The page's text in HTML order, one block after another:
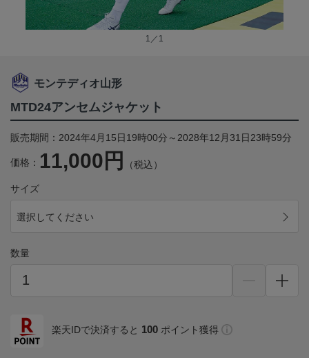
1／1
モンテディオ山形
MTD24アンセムジャケット
販売期間：2024年4月15日19時00分～2028年12月31日23時59分
価格： 11,000円 （税込）
サイズ
選択してください
数量
楽天IDで決済すると 100 ポイント獲得